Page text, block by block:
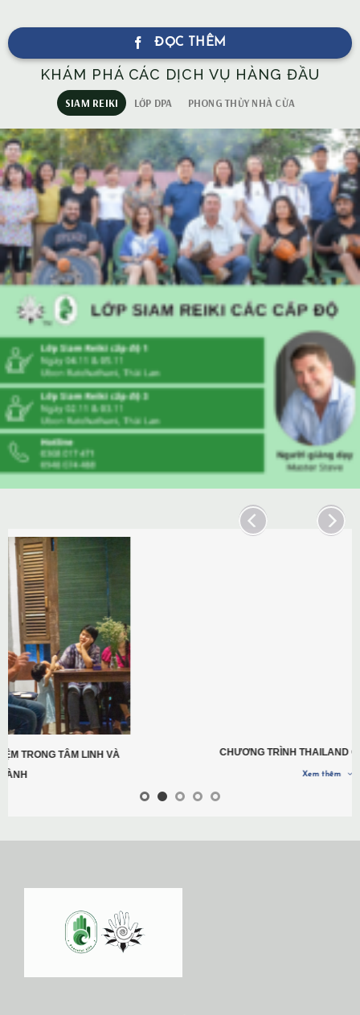
ĐỌC THÊM
KHÁM PHÁ CÁC DỊCH VỤ HÀNG ĐẦU
SIAM REIKI LỚP DPA PHONG THỦY NHÀ CỬA
CHƯƠNG TRÌNH THAILAND GATHERING 2022